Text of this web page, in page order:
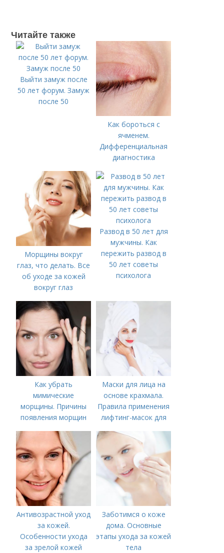
Читайте также
Выйти замуж после
50 лет форум. Замуж
после 50
Как бороться с
ячменем.
Дифференциальная
диагностика
Морщины вокруг
глаз, что делать. Все
об уходе за кожей
вокруг глаз
Развод в 50 лет для
мужчины. Как
пережить развод в
50 лет советы
психолога
Как убрать
мимические
морщины. Причины
появления морщин
Маски для лица на
основе крахмала.
Правила применения
лифтинг-масок для
Антивозрастной уход
за кожей.
Особенности ухода
за зрелой кожей
Заботимся о коже
дома. Основные
этапы ухода за кожей
тела